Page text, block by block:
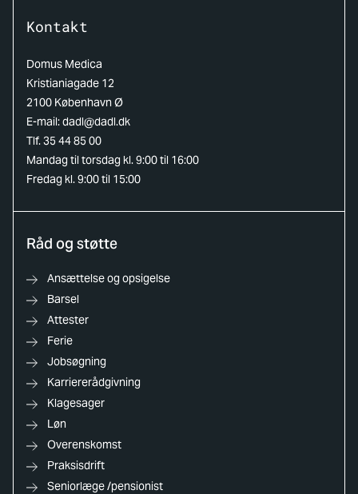
Kontakt
Domus Medica
Kristianiagade 12
2100 København Ø
E-mail:dadl@dadl.dk
Tlf. 35 44 85 00
Mandag til torsdag kl. 9:00 til 16:00
Fredag kl. 9:00 til 15:00
Råd og støtte
Ansættelse og opsigelse
Barsel
Attester
Ferie
Jobsøgning
Karriererådgivning
Klagesager
Løn
Overenskomst
Praksisdrift
Seniorlæge /pensionist